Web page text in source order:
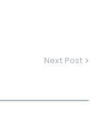
Next Post